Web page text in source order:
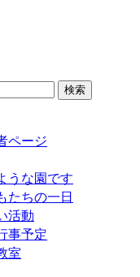
定こども園
ページ
うな園です
たちの一日
活動
事予定
室